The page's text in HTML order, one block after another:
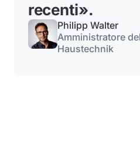
recenti».
Philipp Walter
Amministratore
Haustechnik